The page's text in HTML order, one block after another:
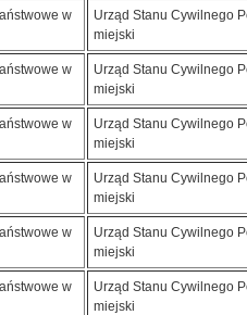
w
Urząd Stanu Cywilnego
miejski
w
Urząd Stanu Cywilnego
miejski
w
Urząd Stanu Cywilnego
miejski
w
Urząd Stanu Cywilnego
miejski
w
Urząd Stanu Cywilnego
miejski
w
Urząd Stanu Cywilnego
miejski